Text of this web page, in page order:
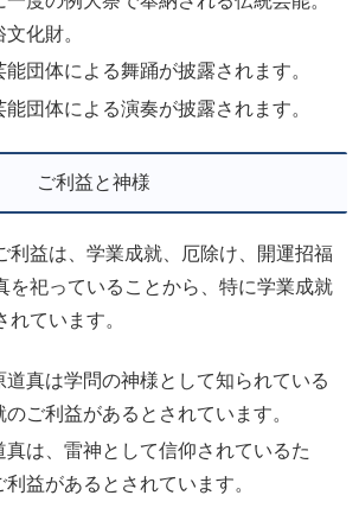
化財。
団体による舞踊が披露されます。
団体による演奏が披露されます。
ご利益と神様
利益は、学業成就、厄除け、開運招福
を祀っていることから、特に学業成就
ています。
道真は学問の神様として知られている
ご利益があるとされています。
真は、雷神として信仰されているた
益があるとされています。